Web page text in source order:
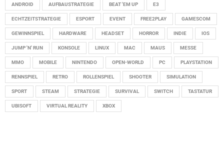
ANDROID AUFBAUSTRATEGIE BEAT 'EM UP E3
ECHTZEITSTRATEGIE ESPORT EVENT FREE2PLAY GAMESCOM
GEWINNSPIEL HARDWARE HEADSET HORROR INDIE IOS
JUMP 'N' RUN KONSOLE LINUX MAC MAUS MESSE
MMO MOBILE NINTENDO OPEN-WORLD PC PLAYSTATION
RENNSPIEL RETRO ROLLENSPIEL SHOOTER SIMULATION
SPORT STEAM STRATEGIE SURVIVAL SWITCH TASTATUR
UBISOFT VIRTUAL REALITY XBOX